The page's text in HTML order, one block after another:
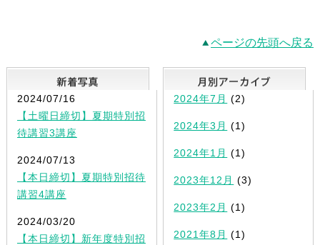
ページの先頭へ戻る
新着写真
2024/07/16
【土曜日締切】夏期特別招
待講習3講座
2024/07/13
【本日締切】夏期特別招待
講習4講座
2024/03/20
【本日締切】新年度特別招
2024年7月 (2)
2024年3月 (1)
2024年1月 (1)
2023年12月 (3)
2023年2月 (1)
2021年8月 (1)